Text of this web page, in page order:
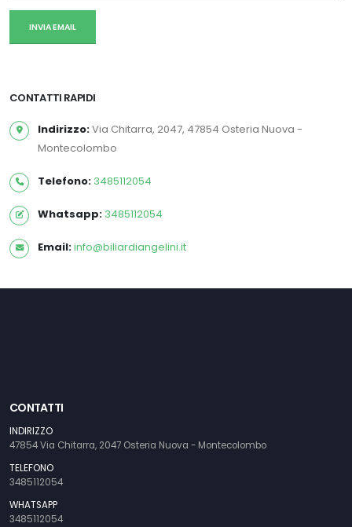
INVIA EMAIL
CONTATTI RAPIDI
Indirizzo:Via Chitarra, 2047, 47854 Osteria Nuova -
Montecolombo
Telefono: 3485112054
Whatsapp: 3485112054
Email:info@biliardiangelini.it
CONTATTI
INDIRIZZO
47854 Via Chitarra, 2047 Osteria Nuova - Montecolombo
TELEFONO
3485112054
WHATSAPP
3485112054